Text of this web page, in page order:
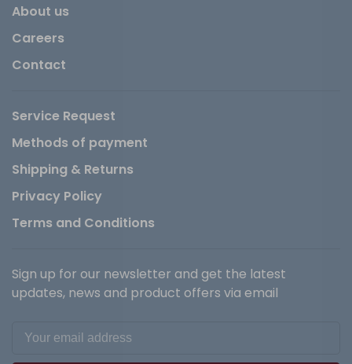
About us
Careers
Contact
Service Request
Methods of payment
Shipping & Returns
Privacy Policy
Terms and Conditions
Sign up for our newsletter and get the latest
updates, news and product offers via email